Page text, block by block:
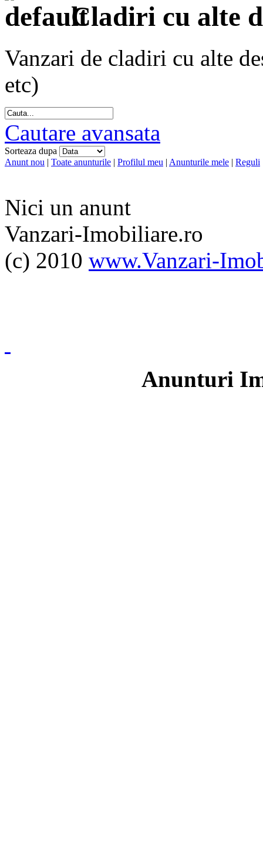
Cladiri cu alte
Vanzari de cladiri cu alte
etc)
Cautare avansata
Sorteaza dupa
Anunt nou | Toate anunturile | Profilul meu | Anunturile mele | Reguli
Nici un anunt
Vanzari-Imobiliare.ro
(c) 2010 www.Vanzari-
Anunturi